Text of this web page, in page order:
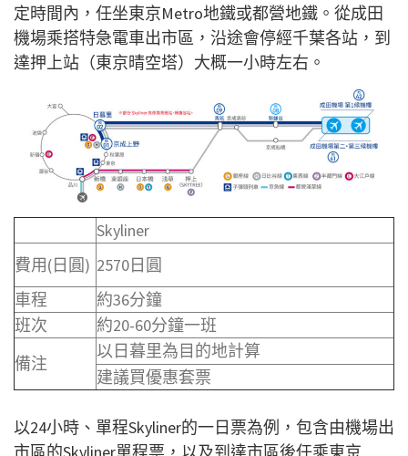
定時間內，任坐東京Metro地鐵或都營地鐵。從成田
機場乘搭特急電車出市區，沿途會停經千葉各站，到
達押上站（東京晴空塔）大概一小時左右。
Skyliner
費用(日圓) 2570日圓
車程
約36分鐘
班次
約20-60分鐘一班
備注
以日暮里為目的地計算
建議買優惠套票
以24小時、單程Skyliner的一日票為例，包含由機場出